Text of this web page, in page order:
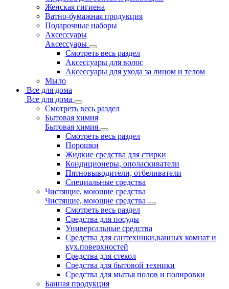
Женская гигиена
Ватно-бумажная продукция
Подарочные наборы
Аксессуары
Аксессуары
Смотреть весь раздел
Аксессуары для волос
Аксессуары для ухода за лицом и телом
Мыло
Все для дома
Все для дома
Смотреть весь раздел
Бытовая химия
Бытовая химия
Смотреть весь раздел
Порошки
Жидкие средства для стирки
Кондиционеры, ополаскиватели
Пятновыводители, отбеливатели
Специальные средства
Чистящие, моющие средства
Чистящие, моющие средства
Смотреть весь раздел
Средства для посуды
Универсальные средства
Средства для сантехники,ванных комнат и
кух.поверхностей
Средства для стекол
Средства для бытовой техники
Средства для мытья полов и полировки
Банная продукция